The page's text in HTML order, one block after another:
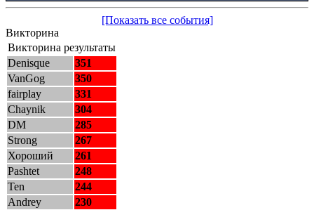
[Показать все события]
Викторина
Викторина результаты
Denisque
351
VanGog
350
fairplay
331
Chaynik
304
DM
285
Strong
267
Хороший
261
Pashtet
248
Ten
244
Andrey
230